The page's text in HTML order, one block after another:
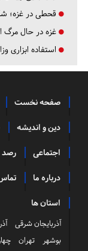
قحطی در غزه؛
غزه در حال
استفاده ابزاری
صفحه نخست
دین و اندیشه
اجتماعی رصد
درباره ما
استان ها
آذربایجان شرقی
بوشهر
تهران